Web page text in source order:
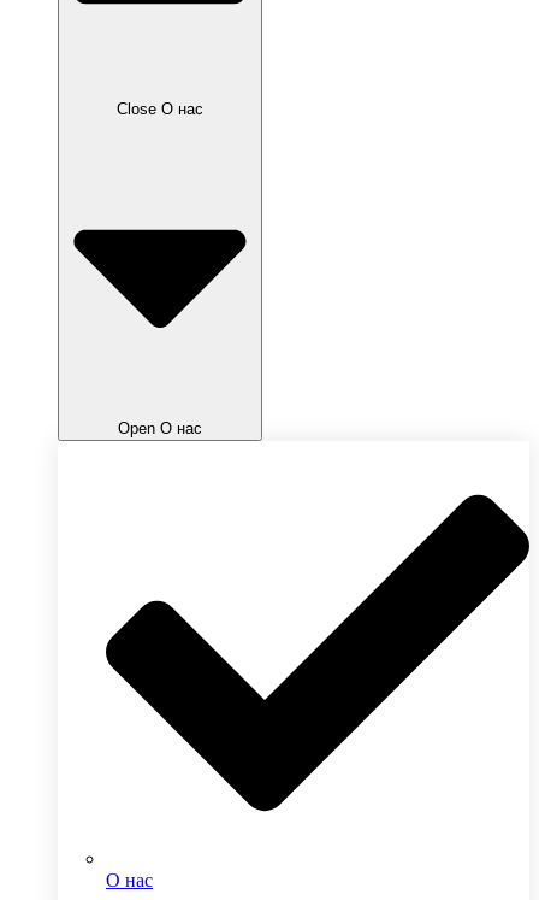
Close О нас
Open О нас
О нас